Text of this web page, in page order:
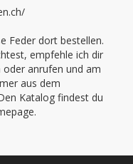
Feder dort bestellen.
empfehle ich dir
oder anrufen und am
aus dem
Katalog findest du